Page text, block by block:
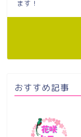
ます！
おすすめ記事